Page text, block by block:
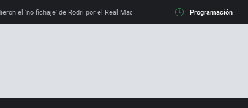
el 'no fichaje' de Rodri por el Real Madrid y su 'sí' al Barça La llamada
Programación